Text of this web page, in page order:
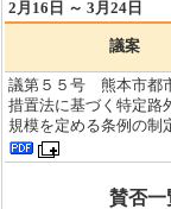
2月16日 ～ 3月24日
議案
議第５５号 熊本市都
措置法に基づく特定路
規模を定める条例の制
賛否一